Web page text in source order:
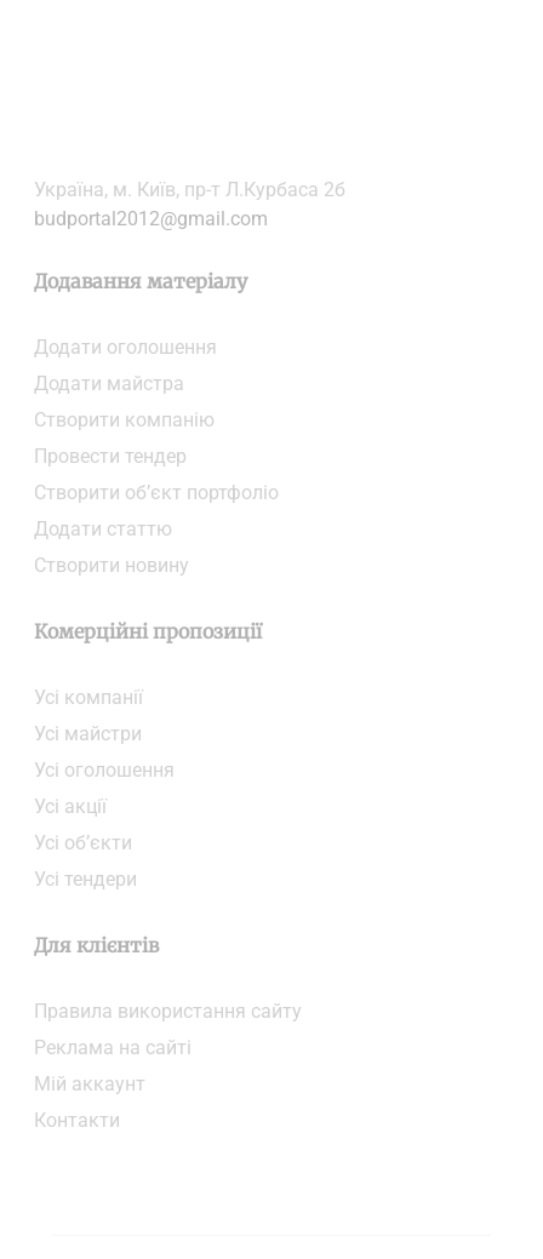
Українa, м. Київ, пр-т Л.Курбаса 2б
budportal2012@gmail.com
Додавання матеріалу
Додати oголошення
Додати майстра
Створити компанiю
Провести тендер
Створити об’єкт портфоліо
Додати статтю
Створити новину
Комерційні пропозиції
Усі компанії
Усі майстри
Усі оголошення
Усі акції
Усі об’єкти
Усі тендери
Для клієнтів
Правила використання сайту
Реклама на сайті
Мій аккаунт
Контакти